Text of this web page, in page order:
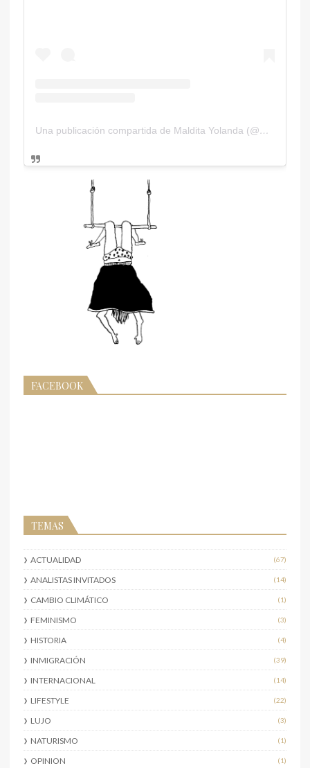
Una publicación compartida de Maldita Yolanda (@malditayolanda)
FACEBOOK
TEMAS
ACTUALIDAD (67)
ANALISTAS INVITADOS (14)
CAMBIO CLIMÁTICO (1)
FEMINISMO (3)
HISTORIA (4)
INMIGRACIÓN (39)
INTERNACIONAL (14)
LIFESTYLE (22)
LUJO (3)
NATURISMO (1)
OPINION (1)